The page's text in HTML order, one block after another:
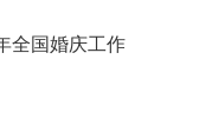
全国婚庆工作